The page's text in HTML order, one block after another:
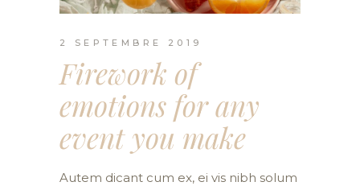
2 SEPTEMBRE 2019
Firework of
emotions for any
event you make
Autem dicant cum ex, ei vis nibh solum